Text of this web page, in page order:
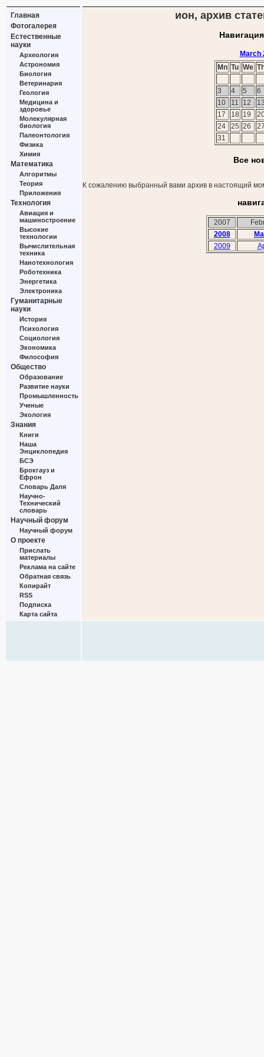
Главная
Фотогалерея
Естественные
науки
Археология
Астрономия
Биология
Ветеринария
Геология
Медицина и
здоровье
Молекулярная
биология
Палеонтология
Физика
Химия
Математика
Алгоритмы
Теория
Приложения
Технология
Авиация и
машиностроение
Высокие
технологии
Вычислительная
техника
Нанотехнология
Роботехника
Энергетика
Электроника
Гуманитарные
науки
История
Психология
Социология
Экономика
Философия
Общество
Образование
Развитие науки
Промышленность
Ученые
Экология
Знания
Книги
Наша
Энциклопедия
БСЭ
Брокгауз и
Ефрон
Словарь Даля
Научно-
Технический
словарь
Научный форум
Научный форум
О проекте
Прислать
материалы
Реклама на сайте
Обратная связь
Копирайт
RSS
Подписка
Карта сайта
ион, архив
March
Mn Tu We
3 4 5
6
10
11 12
17
18 19
24
25 26
31
Все
К сожалению выбранный вами архив в настоящий
2007
2008
2009